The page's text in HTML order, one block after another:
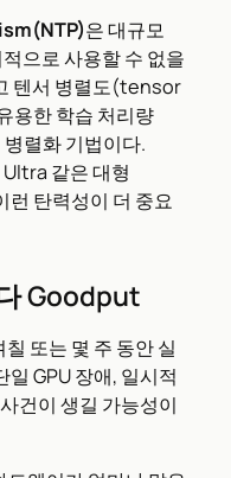
은 대규모
으로 사용할 수 없을
텐서 병렬도(tensor
용한 학습 처리량
렬화 기법이다.
같은 대형
탄력성이 더 중요
Goodput
또는 몇 주 동안 실
GPU 장애, 일시적
건이 생길 가능성이